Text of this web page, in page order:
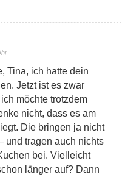
Tina, ich hatte dein
Jetzt ist es zwar
möchte trotzdem
nicht, dass es am
Die bringen ja nicht
und tragen auch nichts
bei. Vielleicht
länger auf? Dann